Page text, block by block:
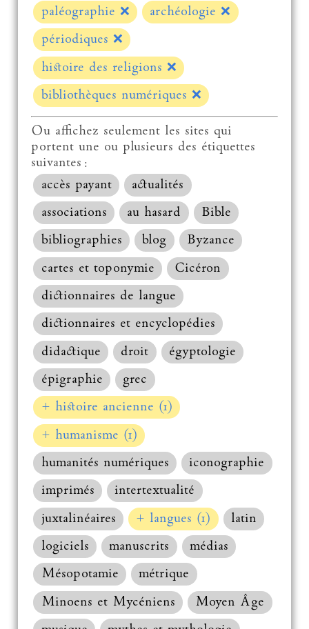
paléographie ❌ archéologie❌
périodiques ❌
histoire des religions ❌
bibliothèques numériques ❌
Ou affichez seulement les sites qui
portent une ou plusieurs des étiquettes
suivantes :
accès payant
actualités
associations
au hasard
Bible
bibliographies
blog
Byzance
cartes et toponymie
Cicéron
dictionnaires de langue
dictionnaires et encyclopédies
didactique
droit
égyptologie
épigraphie
grec
+ histoire ancienne (1)
+ humanisme (1)
humanités numériques
iconographie
imprimés
intertextualité
juxtalinéaires
+ langues (1)
latin
logiciels
manuscrits
médias
Mésopotamie
métrique
Minoens et Mycéniens
Moyen Âge